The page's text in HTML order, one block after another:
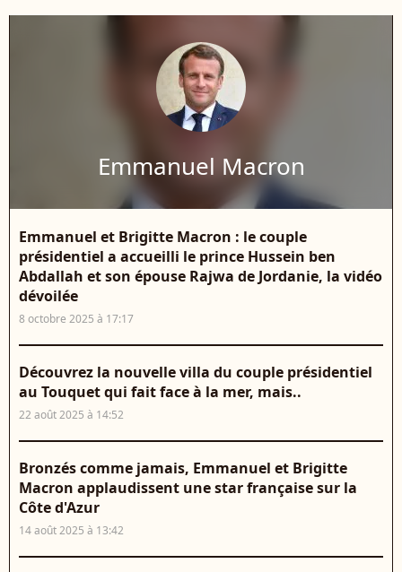
Emmanuel Macron
Emmanuel et Brigitte Macron : le couple
présidentiel a accueilli le prince Hussein ben
Abdallah et son épouse Rajwa de Jordanie, la vidéo
dévoilée
8 octobre 2025 à 17:17
Découvrez la nouvelle villa du couple présidentiel
au Touquet qui fait face à la mer, mais..
22 août 2025 à 14:52
Bronzés comme jamais, Emmanuel et Brigitte
Macron applaudissent une star française sur la
Côte d'Azur
14 août 2025 à 13:42